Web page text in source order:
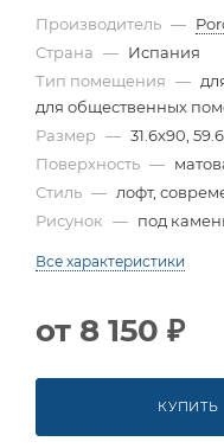
Производитель —
Страна — Испания
Тип помещения —
для общественных
Размер — 31.6x90,
Поверхность —
Стиль — лофт,
Рисунок — под
Все характеристики
от 8 150 ₽
КУПИТЬ